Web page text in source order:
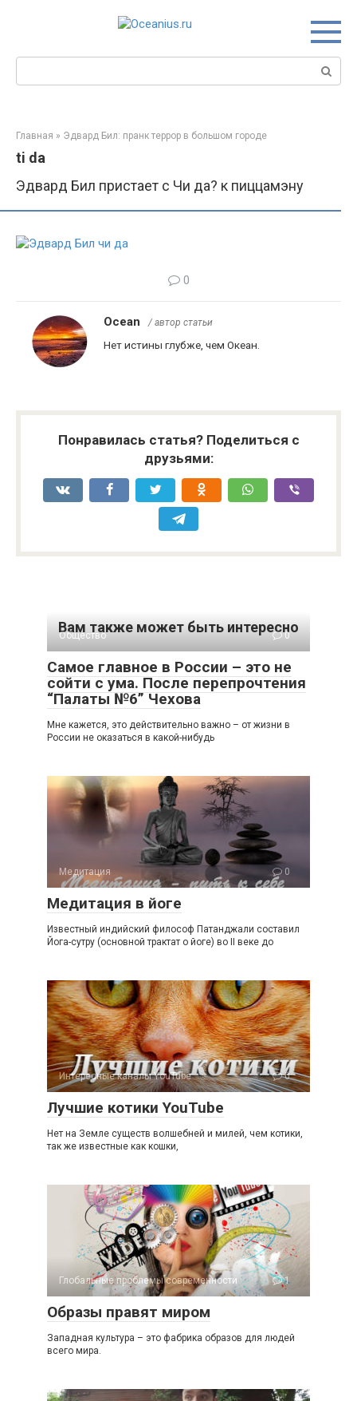
Поиск:
Главная » Эдвард Бил: пранк террор в большом городе
ti da
Эдвард Бил пристает с Чи да? к пиццамэну
0
Ocean / автор статьи
Нет истины глубже, чем Океан.
Понравилась статья? Поделиться с
друзьями:
Вам также может быть интересно
Общество 0
Самое главное в России – это не
сойти с ума. После перепрочтения
“Палаты №6” Чехова
Мне кажется, это действительно важно – от жизни в
России не оказаться в какой-нибудь
Медитация 0
Медитация в йоге
Известный индийский философ Патанджали составил
Йога-сутру (основной трактат о йоге) во II веке до
Интересные каналы YouTube 0
Лучшие котики YouTube
Нет на Земле существ волшебней и милей, чем котики,
так же известные как кошки,
Глобальные проблемы современности 1
Образы правят миром
Западная культура – это фабрика образов для людей
всего мира.